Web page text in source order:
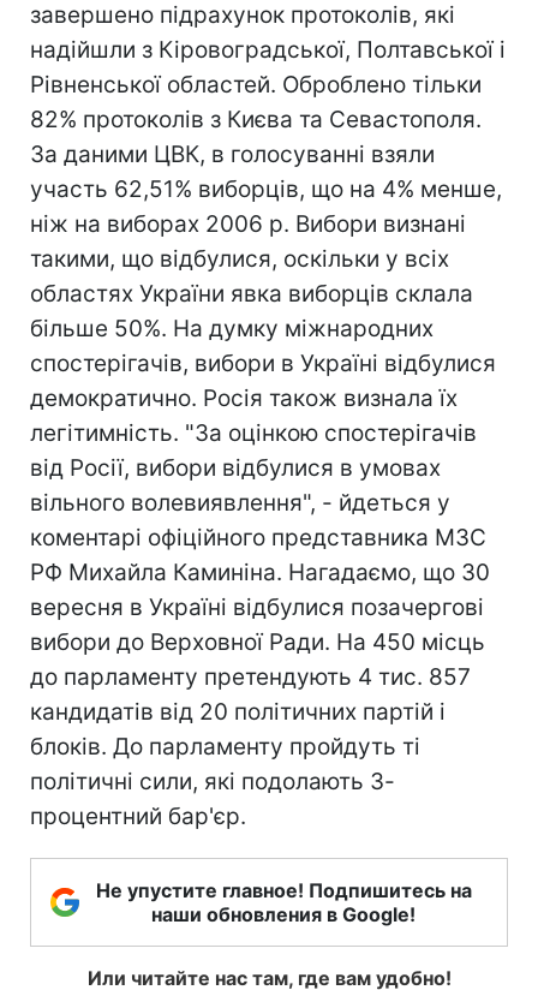
завершено підрахунок протоколів, які
надійшли з Кіровоградської, Полтавської і
Рівненської областей. Оброблено тільки
82% протоколів з Києва та Севастополя.
За даними ЦВК, в голосуванні взяли
участь 62,51% виборців, що на 4% менше,
ніж на виборах 2006 р. Вибори визнані
такими, що відбулися, оскільки у всіх
областях України явка виборців склала
більше 50%. На думку міжнародних
спостерігачів, вибори в Україні відбулися
демократично. Росія також визнала їх
легітимність. "За оцінкою спостерігачів
від Росії, вибори відбулися в умовах
вільного волевиявлення", - йдеться у
коментарі офіційного представника МЗС
РФ Михайла Каминіна. Нагадаємо, що 30
вересня в Україні відбулися позачергові
вибори до Верховної Ради. На 450 місць
до парламенту претендують 4 тис. 857
кандидатів від 20 політичних партій і
блоків. До парламенту пройдуть ті
політичні сили, які подолають 3-
процентний бар'єр.
Не упустите главное! Подпишитесь на
наши обновления в Google!
Или читайте нас там, где вам удобно!